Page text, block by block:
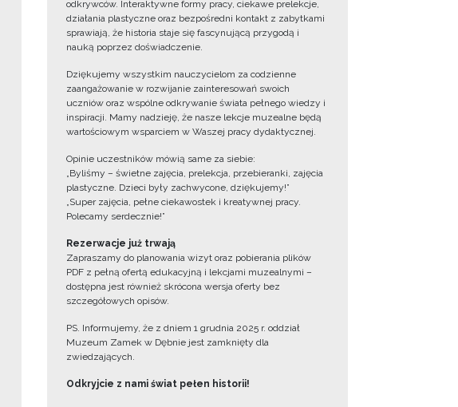
odkrywców. Interaktywne formy pracy, ciekawe prelekcje,
działania plastyczne oraz bezpośredni kontakt z zabytkami
sprawiają, że historia staje się fascynującą przygodą i
nauką poprzez doświadczenie.
Dziękujemy wszystkim nauczycielom za codzienne
zaangażowanie w rozwijanie zainteresowań swoich
uczniów oraz wspólne odkrywanie świata pełnego wiedzy i
inspiracji. Mamy nadzieję, że nasze lekcje muzealne będą
wartościowym wsparciem w Waszej pracy dydaktycznej.
Opinie uczestników mówią same za siebie:
„Byliśmy – świetne zajęcia, prelekcja, przebieranki, zajęcia
plastyczne. Dzieci były zachwycone, dziękujemy!”
„Super zajęcia, pełne ciekawostek i kreatywnej pracy.
Polecamy serdecznie!”
Rezerwacje już trwają
Zapraszamy do planowania wizyt oraz pobierania plików
PDF z pełną ofertą edukacyjną i lekcjami muzealnymi –
dostępna jest również skrócona wersja oferty bez
szczegółowych opisów.
PS. Informujemy, że z dniem 1 grudnia 2025 r. oddział
Muzeum Zamek w Dębnie jest zamknięty dla
zwiedzających.
Odkryjcie z nami świat pełen historii!